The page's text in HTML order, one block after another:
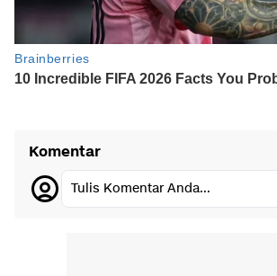
Komentar
Tulis Komentar Anda...